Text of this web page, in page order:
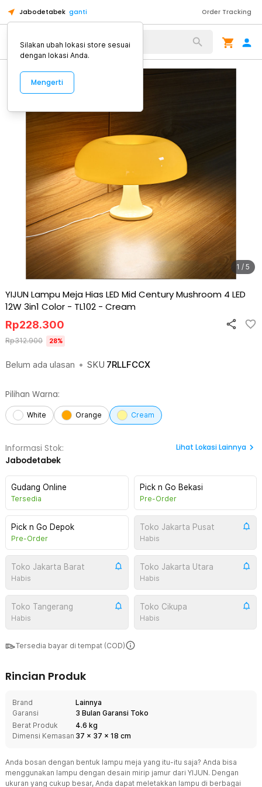
Jabodetabek ganti Order Tracking
Alat Kopi
1 / 5
YIJUN Lampu Meja Hias LED Mid Century Mushroom 4 LED
12W 3in1 Color - TL102 - Cream
Belum ada ulasan • SKU 7RLLFCCX
Rp228.300
Rp312.900 28%
Pilihan Warna:
White Orange Cream
Informasi Stok:
Jabodetabek
Lihat Lokasi Lainnya
Gudang Online
Tersedia
Pick n Go Bekasi
Pre-Order
Pick n Go Depok
Pre-Order
Toko Jakarta Pusat
Habis
Toko Jakarta Barat
Habis
Toko Jakarta Utara
Habis
Toko Tangerang
Habis
Toko Cikupa
Habis
Tersedia bayar di tempat (COD)
Rincian Produk
Brand
Lainnya
Garansi
3 Bulan Garansi Toko
Berat Produk
4.6 kg
Dimensi Kemasan 37 x 37 x 18 cm
Anda bosan dengan bentuk lampu meja yang itu-itu saja? Anda bisa
menggunakan lampu dengan desain mirip jamur dari YIJUN. Dengan
ukuran yang cukup besar, Anda dapat meletakkan lampu di berbagai
Silakan ubah lokasi store sesuai
dengan lokasi Anda.
Mengerti